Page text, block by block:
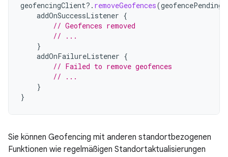
geofencingClient?. removeGeofences(
addOnSuccessListener {
// Geofences removed
// ...
}
addOnFailureListener {
// Failed to remove geofences
// ...
}
}
Sie können Geofencing mit anderen standortbezogenen
Funktionen wie regelmäßigen Standortaktualisierungen